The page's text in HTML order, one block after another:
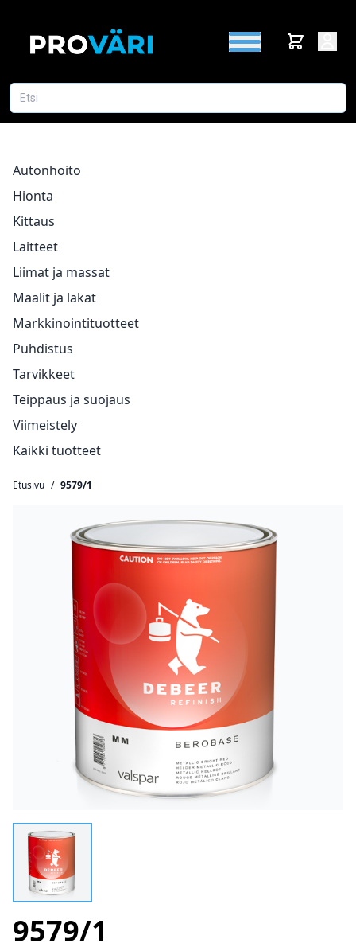
Autonhoito
Hionta
Kittaus
Laitteet
Liimat ja massat
Maalit ja lakat
Markkinointituotteet
Puhdistus
Tarvikkeet
Teippaus ja suojaus
Viimeistely
Kaikki tuotteet
Etusivu / 9579/1
9579/1